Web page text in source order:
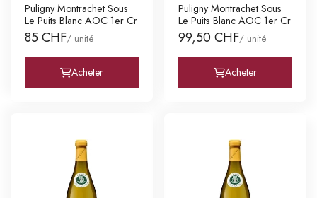
Puligny Montrachet Sous
Le Puits Blanc AOC 1er Cr
85 CHF/ unité
Acheter
Puligny Montrachet Sous
Le Puits Blanc AOC 1er Cr
99,50 CHF/ unité
Acheter